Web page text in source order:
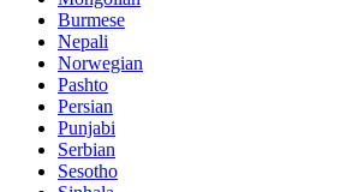
Burmese
Nepali
Norwegian
Pashto
Persian
Punjabi
Serbian
Sesotho